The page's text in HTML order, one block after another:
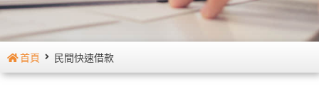
首頁 民間快速借款